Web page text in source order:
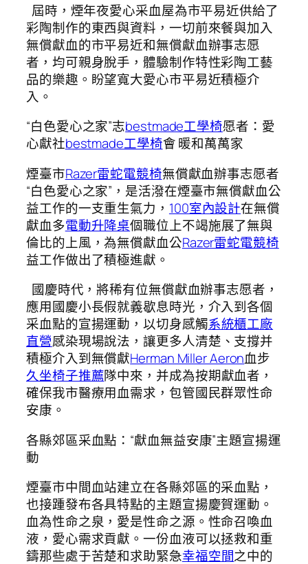
屆時，煙年夜愛心采血屋為市平易近供給了
彩陶制作的東西與資料，一切前來餐與加入
無償獻血的市平易近和無償獻血辦事志愿
者，均可親身脫手，體驗制作特性彩陶工藝
品的樂趣。盼望寬大愛心市平易近積極介
入。
“白色愛心之家”志bestmade工學椅愿者：愛
心獻社bestmade工學椅會 暖和萬萬家
煙臺市Razer雷蛇電競椅無償獻血辦事志愿者
“白色愛心之家”，是活潑在煙臺市無償獻血公
益工作的一支重生氣力， 100室內設計在無償
獻血多電動升降桌個職位上不竭施展了無與
倫比的上風，為無償獻血公Razer雷蛇電競椅
益工作做出了積極進獻。
國慶時代，將稀有位無償獻血辦事志愿者，
應用國慶小長假就義歇息時光，介入到各個
采血點的宣揚運動，以切身感觸系統櫃工廠
直營感染現場說法，讓更多人清楚、支撐并
積極介入到無償獻Herman Miller Aeron血步
久坐椅子推薦隊中來，并成為按期獻血者，
確保我市醫療用血需求，包管國民群眾性命
安康。
各縣郊區采血點：“獻血無益安康”主題宣揚運
動
煙臺市中間血站建立在各縣郊區的采血點，
也接踵發布各具特點的主題宣揚慶賀運動。
血為性命之泉，愛是性命之源。性命召喚血
液，愛心需求貢獻。一份血液可以拯救和重
鑄那些處于苦楚和求助緊急幸福空間之中的